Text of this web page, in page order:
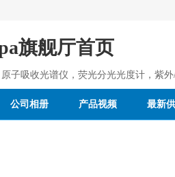
旗舰厅首页
子吸收光谱仪，荧光分光光度计，紫
公司相册 产品视频 最新